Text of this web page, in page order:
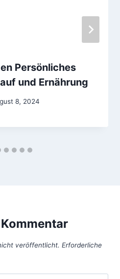
Persönliches
und Ernährung
8, 2024
veröffentlicht. Erforderliche